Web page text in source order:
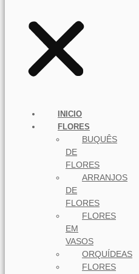
INICIO
FLORES
BUQUÊS
DE
FLORES
ARRANJOS
DE
FLORES
FLORES
EM
VASOS
ORQUÍDEAS
FLORES